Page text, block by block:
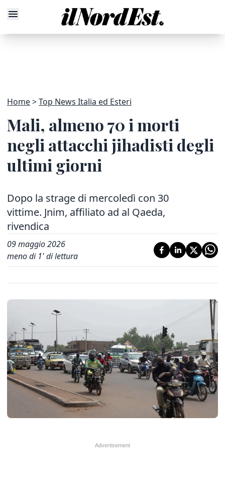
Home Top News Italia ed Esteri
Mali, almeno 70 i morti
negli attacchi jihadisti degli
ultimi giorni
Dopo la strage di mercoledì con 30
vittime. Jnim, affiliato ad al Qaeda,
rivendica
09 maggio 2026
meno di 1' di lettura